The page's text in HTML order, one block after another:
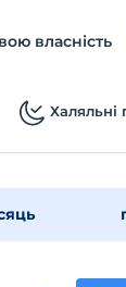
власність
Халяльні